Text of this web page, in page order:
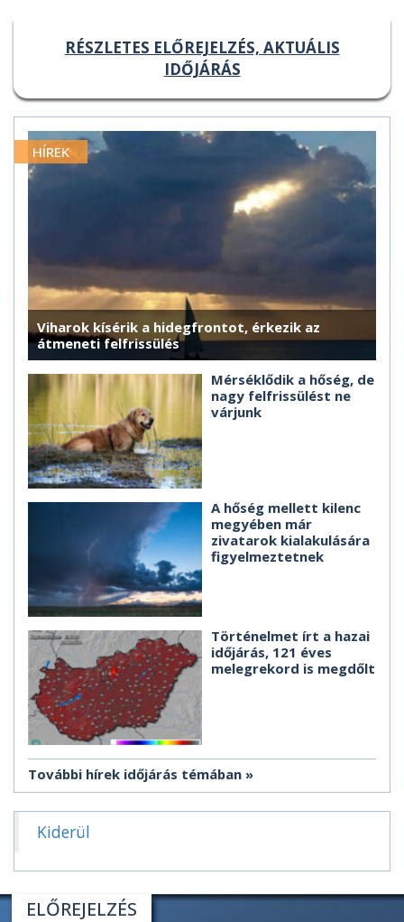
RÉSZLETES ELŐREJELZÉS, AKTUÁLIS
IDŐJÁRÁS
HÍREK
Viharok kísérik a hidegfrontot, érkezik az
átmeneti felfrissülés
Mérséklődik a hőség, de
nagy felfrissülést ne
várjunk
A hőség mellett kilenc
megyében már
zivatarok kialakulására
figyelmeztetnek
Történelmet írt a hazai
időjárás, 121 éves
melegrekord is megdőlt
További hírek időjárás témában
Kiderül
ELŐREJELZÉS